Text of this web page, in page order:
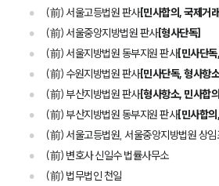
(前) 서울고등법원 판사[민사합의, 국제거
(前) 서울중앙지방법원 판사[형사단독]
(前) 서울지방법원 동부지원 판사[민사단
(前) 수원지방법원 판사[민사단독, 형사항
(前) 부산지방법원 판사[형사항소, 민사합
(前) 부산지방법원 동부지원 판사[민사합
(前) 서울고등법원, 서울중앙지방법원 상임
(前) 변호사 신일수 법률사무소
(前) 법무법인 천일